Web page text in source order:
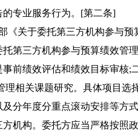
专业服务行为。[第二条]
关于委托第三方机构参与预
三方机构参与预算绩效管
前绩效评估和绩效目标审核
理相关课题研究。具体项目
分年度分重点滚动安排等方
构。委托方应当严格按照